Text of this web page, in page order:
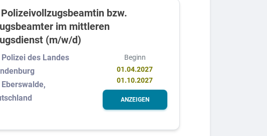
bzw.
im mittleren
(m/w/d)
Polizei des Landes
Eberswalde,
Beginn
01.04.2027
01.10.2027
ANZEIGEN